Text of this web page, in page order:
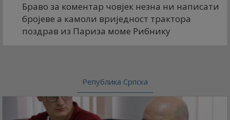
Браво за коментар човјек незна ни написати
бројеве а камоли вриједност трактора
поздрав из Париза моме Рибнику
Република Српска